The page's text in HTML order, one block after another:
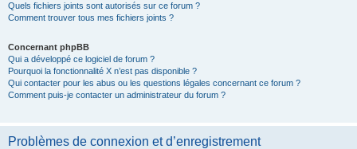
Quels fichiers joints sont autorisés sur ce forum ?
Comment trouver tous mes fichiers joints ?
Concernant phpBB
Qui a développé ce logiciel de forum ?
Pourquoi la fonctionnalité X n’est pas disponible ?
Qui contacter pour les abus ou les questions légales concernant ce forum ?
Comment puis-je contacter un administrateur du forum ?
Problèmes de connexion et d’enregistrement